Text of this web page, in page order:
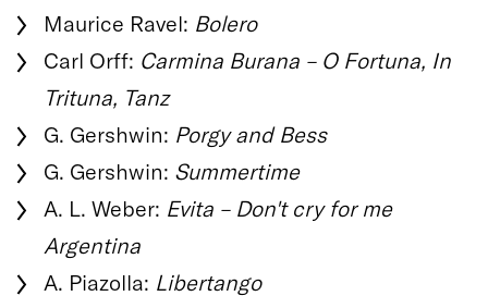
Maurice Ravel: Bolero
Carl Orff: Carmina Burana – O Fortuna, In
Trituna, Tanz
G. Gershwin: Porgy and Bess
G. Gershwin: Summertime
A. L. Weber: Evita – Don't cry for me
Argentina
A. Piazolla: Libertango